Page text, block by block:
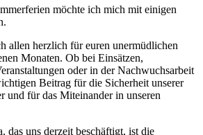
möchte ich mich mit einigen
allen herzlich für euren unermüdlichen
Monaten. Ob bei Einsätzen,
oder in der Nachwuchsarbeit
Beitrag für die Sicherheit unserer
und für das Miteinander in unseren
das uns derzeit beschäftigt, ist die